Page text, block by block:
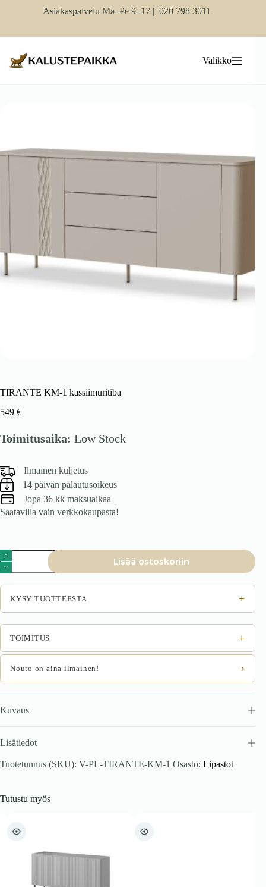
Asiakaspalvelu Ma–Pe 9–17 | 020 798 3011
Valikko
TIRANTE KM-1 kassiimuritiba
549 €
Toimitusaika: Low Stock
Ilmainen kuljetus
14 päivän palautusoikeus
Jopa 36 kk maksuaikaa
Saatavilla vain verkkokaupasta!
TIRANTE
KM-
1
kassiimuritiba
määrä
Lisää ostoskoriin
KYSY TUOTTEESTA +
TOIMITUS +
Nouto on aina ilmainen! ›
Kuvaus
Lisätiedot
Tuotetunnus (SKU): V-PL-TIRANTE-KM-1 Osasto: Lipastot
Tutustu myös